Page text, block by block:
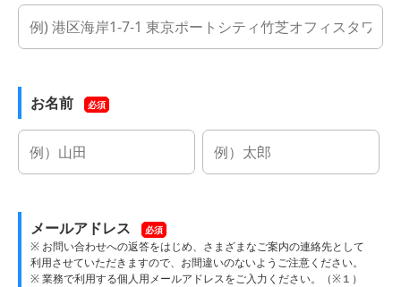
お名前 必須
メールアドレス 必須
※ お問い合わせへの返答をはじめ、さまざまなご案内の連絡先として
利用させていただきますので、お間違いのないようご注意ください。
※ 業務で利用する個人用メールアドレスをご入力ください。（※１）